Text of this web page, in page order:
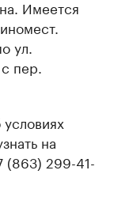
Имеется
ул.
пер.
на
(863) 299-41-